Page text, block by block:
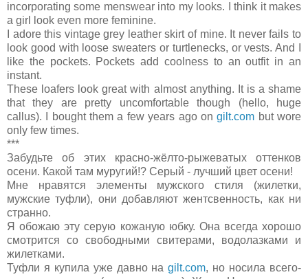
incorporating some menswear into my looks. I think it makes
a girl look even more feminine.
I adore this vintage grey leather skirt of mine. It never fails to
look good with loose sweaters or turtlenecks, or vests. And I
like the pockets. Pockets add coolness to an outfit in an
instant.
These loafers look great with almost anything. It is a shame
that they are pretty uncomfortable though (hello, huge
callus). I bought them a few years ago ongilt.com but wore
only few times.
***
Забудьте об этих красно-жёлто-рыжеватых оттенков
осени. Какой там муругий!? Серый - лучший цвет осени!
Мне нравятся элементы мужского стиля (жилетки,
мужские туфли), они добавляют жентсвенность, как ни
странно.
Я обожаю эту серую кожаную юбку. Она всегда хорошо
смотрится со свободными свитерами, водолазками и
жилетками.
Туфли я купила уже давно наgilt.com, но носила всего-